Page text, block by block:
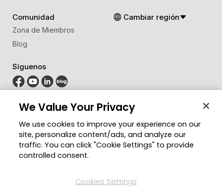
Comunidad
Zona de Miembros
Blog
Síguenos
Cambiar región
© 2026 CyberLink Corp. Todos los derechos
Política de privacidad
Condiciones de Servicio
Configuración de cookies
We Value Your Privacy
We use cookies to improve your experience on our
site, personalize content/ads, and analyze our
traffic. You can click "Cookie Settings" to provide
controlled consent.
Cookies Settings